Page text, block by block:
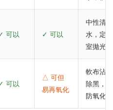
可以 ✓ 可以
中性清
水，定
室拋光
可以
△ 可但
易再氧化
軟布沾
除黑，
防氧化